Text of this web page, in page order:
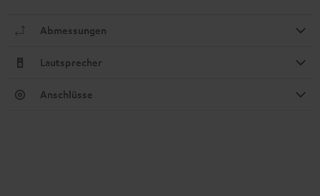
Abmessungen
Lautsprecher
Anschlüsse